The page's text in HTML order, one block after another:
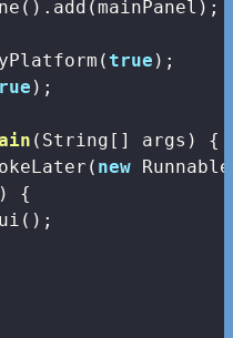
true );
);
(String[] args)
{
new
{